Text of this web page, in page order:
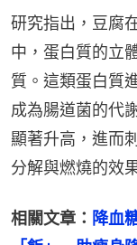
研究指出，豆腐
中，蛋白質的立
質。這類蛋白質
成為腸道菌的代
顯著升高，進而
分解與燃燒的效
相關文章： 降血